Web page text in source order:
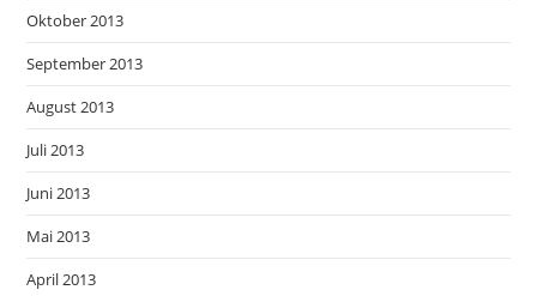
Oktober 2013
September 2013
August 2013
Juli 2013
Juni 2013
Mai 2013
April 2013